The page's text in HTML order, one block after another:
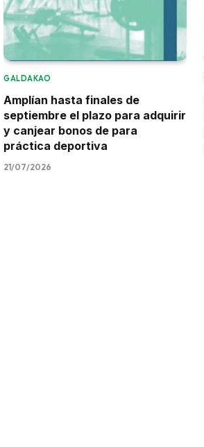
GALDAKAO
Amplían hasta finales de
septiembre el plazo para adquirir
y canjear bonos de para
práctica deportiva
21/07/2026